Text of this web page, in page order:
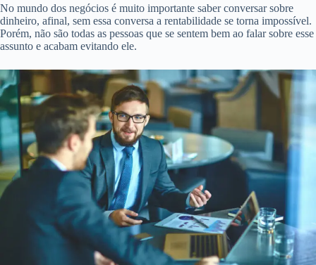
No mundo dos negócios é muito importante saber conversar sobre
dinheiro, afinal, sem essa conversa a rentabilidade se torna impossível.
Porém, não são todas as pessoas que se sentem bem ao falar sobre esse
assunto e acabam evitando ele.